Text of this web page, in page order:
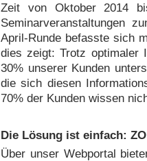
Zeit von Oktober 2014
Seminarveranstaltungen
April-Runde befasste sich
dies zeigt: Trotz optimaler
30% unserer Kunden
die sich diesen
70% der Kunden wissen
Die Lösung ist einfach:
Über unser Webportal